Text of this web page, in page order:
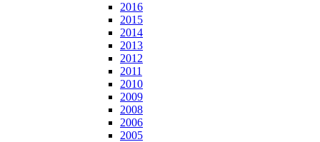
2016
2015
2014
2013
2012
2011
2010
2009
2008
2006
2005